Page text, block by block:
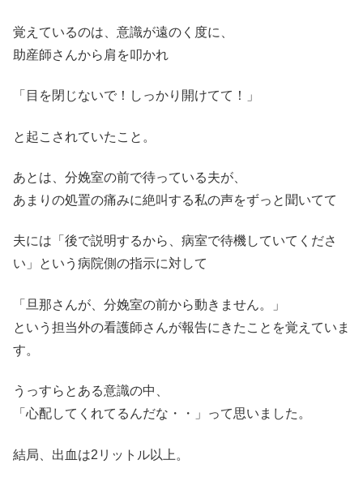
覚えているのは、意識が遠のく度に、
助産師さんから肩を叩かれ
「目を閉じないで！しっかり開けてて！」
と起こされていたこと。
あとは、分娩室の前で待っている夫が、
あまりの処置の痛みに絶叫する私の声をずっと聞いてて
夫には「後で説明するから、病室で待機していてくださ
い」という病院側の指示に対して
「旦那さんが、分娩室の前から動きません。」
という担当外の看護師さんが報告にきたことを覚えていま
す。
うっすらとある意識の中、
「心配してくれてるんだな・・」って思いました。
結局、出血は2リットル以上。